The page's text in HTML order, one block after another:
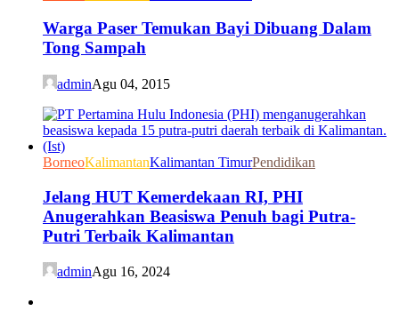
Warga Paser Temukan Bayi Dibuang Dalam
Tong Sampah
adminAgu 04, 2015
BorneoKalimantanKalimantan TimurPendidikan
Jelang HUT Kemerdekaan RI, PHI
Anugerahkan Beasiswa Penuh bagi Putra-
Putri Terbaik Kalimantan
adminAgu 16, 2024